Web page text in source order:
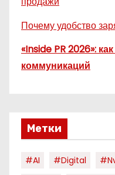
Почему удобство
«Inside PR 2026»:
коммуникаций
Метки
#AI #digital